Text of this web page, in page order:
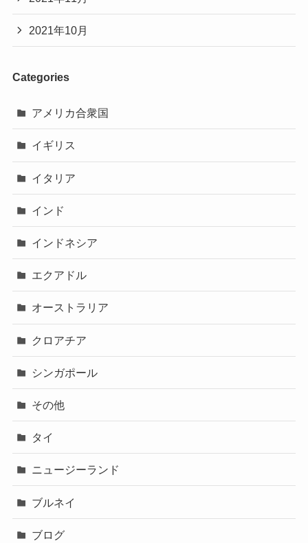
2021年10月
Categories
アメリカ合衆国
イギリス
イタリア
インド
インドネシア
エクアドル
オーストラリア
クロアチア
シンガポール
その他
タイ
ニュージーランド
ブルネイ
ブログ